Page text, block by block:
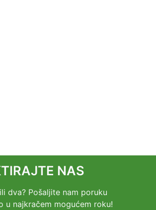
NAS
dva? Pošaljite nam poruku
u najkračem mogućem roku!